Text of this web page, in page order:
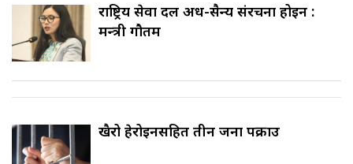
राष्ट्रिय सेवा दल अर्ध-सैन्य संरचना होइन :
मन्त्री गौतम
खैरो हेरोइनसहित तीन जना पक्राउ